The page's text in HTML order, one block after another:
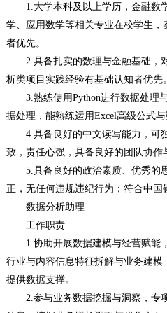
1.大学本科及以上学历，金融数
学、应用数学等相关专业在校学生
者优先。
2.具备扎实的数理与金融基础，
析类项目实践经验有基础认知者优先。
3.熟练使用Python进行数据处理与
据处理，能熟练运用Excel高级公式与
4.具备良好的中文读写能力，可
致，责任心强，具备良好的团队协作
5.具备良好的政治素质、优秀的
正，无任何违规违纪行为；符合中国
数据分析助理
工作职责
1.协助开展数据建模与经营赋能
行业与内容信息特征拆解与业务建
提供数据支撑。
2.参与业务数据挖掘与洞察，专